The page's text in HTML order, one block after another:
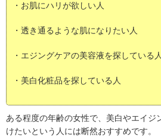
・お肌にハリが欲しい人
・透き通るような肌になりたい人
・エジングケアの美容液を探している人
・美白化粧品を探している人
ある程度の年齢の女性で、美白やエイジ
けたいという人には断然おすすめです。